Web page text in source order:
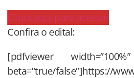
Cliqui aqui para acessar
Confira o edital:
[pdfviewer
beta=”true/false”]https://